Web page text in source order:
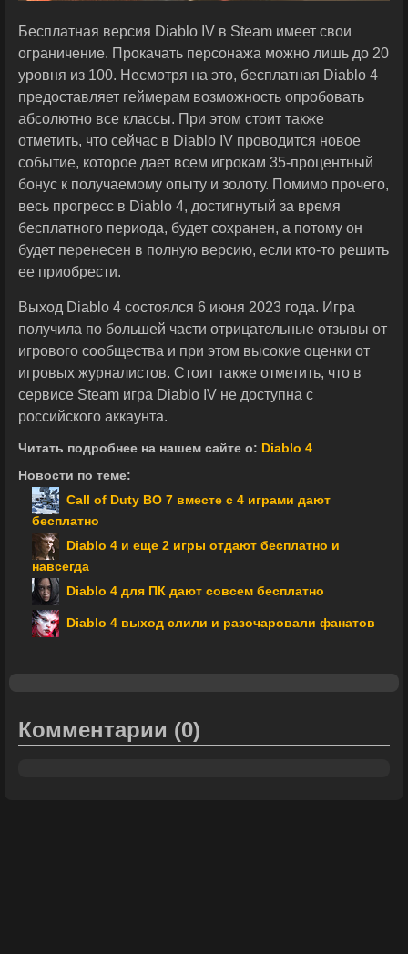
Бесплатная версия Diablo IV в Steam имеет свои
ограничение. Прокачать персонажа можно лишь до 20
уровня из 100. Несмотря на это, бесплатная Diablo 4
предоставляет геймерам возможность опробовать
абсолютно все классы. При этом стоит также
отметить, что сейчас в Diablo IV проводится новое
событие, которое дает всем игрокам 35-процентный
бонус к получаемому опыту и золоту. Помимо прочего,
весь прогресс в Diablo 4, достигнутый за время
бесплатного периода, будет сохранен, а потому он
будет перенесен в полную версию, если кто-то решить
ее приобрести.
Выход Diablo 4 состоялся 6 июня 2023 года. Игра
получила по большей части отрицательные отзывы от
игрового сообщества и при этом высокие оценки от
игровых журналистов. Стоит также отметить, что в
сервисе Steam игра Diablo IV не доступна с
российского аккаунта.
Читать подробнее на нашем сайте о: Diablo 4
Новости по теме:
Call of Duty BO 7 вместе с 4 играми дают
бесплатно
Diablo 4 и еще 2 игры отдают бесплатно и
навсегда
Diablo 4 для ПК дают совсем бесплатно
Diablo 4 выход слили и разочаровали фанатов
Комментарии (0)